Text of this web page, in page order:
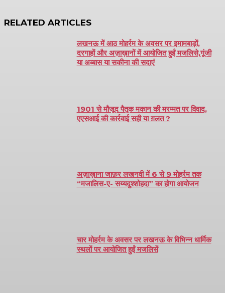
RELATED ARTICLES
लखनऊ में आठ मोहर्रम के अवसर पर इमामबाड़ों,
दरगाहों और अज़ाख़ानों में आयोजित हुईं मजलिसे,गूंजी
या अब्बास या सकीना की सदाएं
1901 से मौजूद पैतृक मकान की मरम्मत पर विवाद,
एएसआई की कार्रवाई सही या ग़लत ?
अज़ाख़ाना जाफ़र लखनवी में 6 से 9 मोहर्रम तक
“मजालिस-ए- सय्यदुश्शोहदा” का होगा आयोजन
चार मोहर्रम के अवसर पर लखनऊ के विभिन्न धार्मिक
स्थलों पर आयोजित हुईं मजलिसें